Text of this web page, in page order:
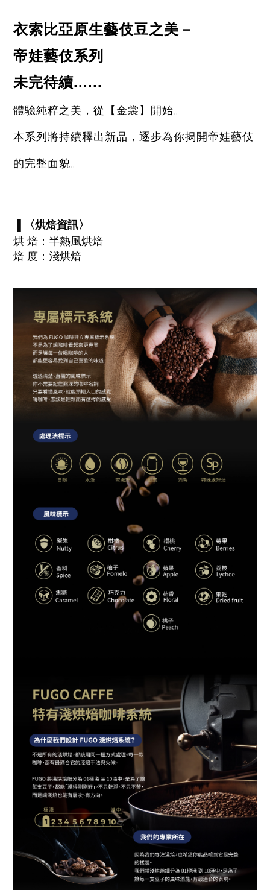
衣索比亞原生藝伎豆之美－
帝娃藝伎系列
未完待續......
體驗純粹之美，從【金裳】開始。
本系列將持續釋出新品，逐步為你揭開帝娃藝伎
的完整面貌。
▐ 〈烘焙資訊〉
烘 焙：半熱風烘焙
焙 度：淺烘焙